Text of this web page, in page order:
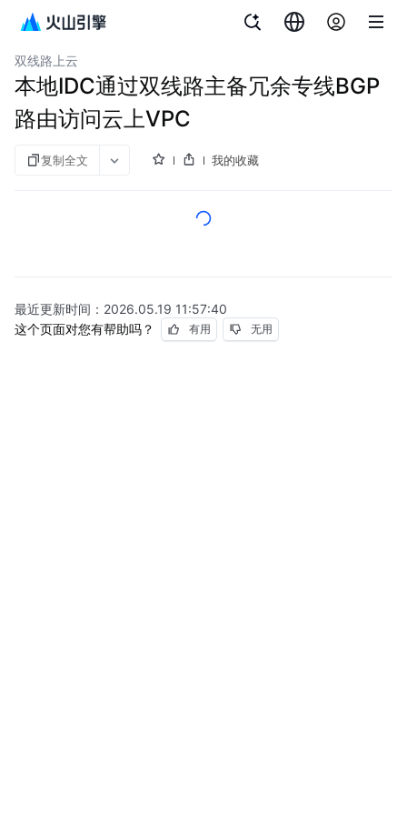
专线连接
双线路上云
本地IDC通过双线路主备冗余专线BGP
路由访问云上VPC
复制全文 我的收藏
最近更新时间： 2026.05.19 11:57:40
这个页面对您有帮助吗？
有用 无用